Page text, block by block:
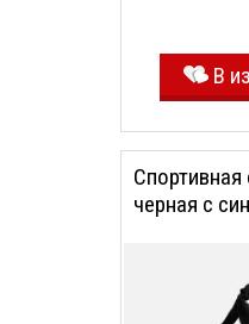
В
черная с